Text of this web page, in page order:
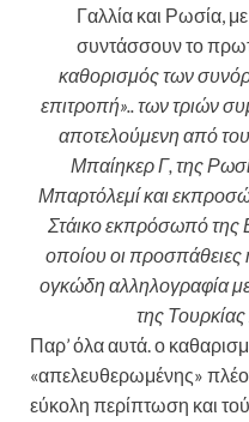
Γαλλία και Ρωσία,
συντάσσουν το
καθορισμός των
επιτροπή».. των τριών
αποτελούμενη από
Μπαίηκερ Γ, της
Μπαρτόλεμί και
Στάικο εκπρόσωπό της
οποίου οι προσπάθειες
ογκώδη αλληλογραφία
της
Παρ’ όλα αυτά. ο
«απελευθερωμένης»
εύκολη περίπτωση και